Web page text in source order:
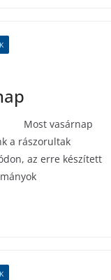
vasárnap
a rászorultak
az erre készített